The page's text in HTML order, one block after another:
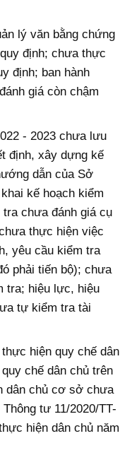
lý văn bằng chứng
định; chưa thực
định; ban hành
giá còn chậm
- 2023 chưa lưu
định, xây dựng kế
dẫn của Sở
kế hoạch kiểm
chưa đánh giá cụ
thực hiện việc
yêu cầu kiểm tra
phải tiến bộ); chưa
tra; hiệu lực, hiệu
tự kiểm tra tài
hiện quy chế dân
chế dân chủ trên
dân chủ cơ sở chưa
tư 11/2020/TT-
hiện dân chủ năm